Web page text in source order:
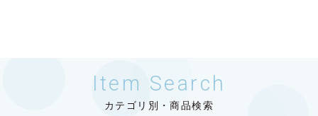
Item Search
カテゴリ別・商品検索